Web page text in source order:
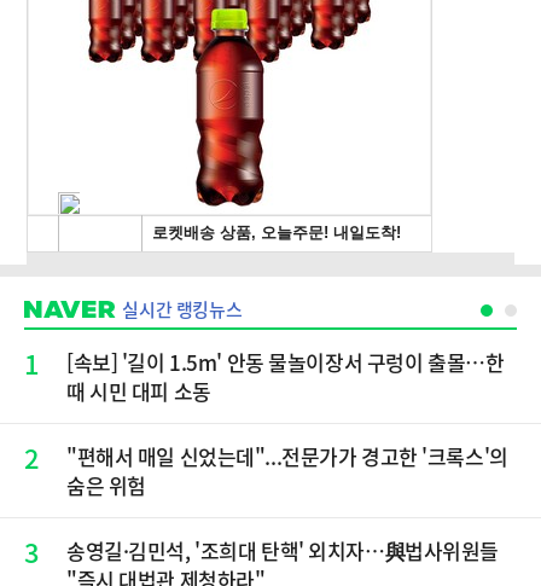
실시간 랭킹뉴스
1
[속보] '길이 1.5m' 안동 물놀이장서 구렁이 출몰…한
때 시민 대피 소동
2
"편해서 매일 신었는데"...전문가가 경고한 '크록스'의
숨은 위험
3
송영길·김민석, '조희대 탄핵' 외치자…與법사위원들
"즉시 대법관 제청하라"